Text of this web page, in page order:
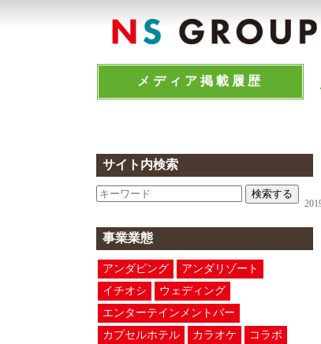
メディア掲載履歴
サイト内検索
検索する
事業業態
アンダピング
アンダリゾート
イチオシ
ウェディング
エンターテインメントバー
カプセルホテル
カラオケ
コラボ